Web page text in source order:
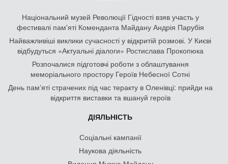
Національний музей Революції Гідності взяв участь у
фестивалі пам'яті Коменданта Майдану Андрія Парубія
Найважливіші виклики сучасності у відкритій розмові. У Києві
відбудуться «Актуальні діалоги» Ростислава Прокопюка
Розпочалися підготовчі роботи з облаштування
меморіального простору Героїв Небесної Сотні
День памʼяті страчених під час теракту в Оленівці: прийди на
відкриття виставки та вшануй героїв
ДІЯЛЬНІСТЬ
Соціальні кампанії
Наукова діяльність